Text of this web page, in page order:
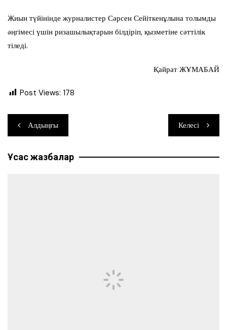
Жиын түйінінде журналистер Сәрсен Сейіткенұлына толымды
әңгімесі үшін ризашылықтарын білдіріп, қызметіне сәттілік
тіледі.
Қайрат ЖҰМАБАЙ
Post Views: 178
Навигация
по
записям
Алдыңғы Келесі
Ұқсас жазбалар